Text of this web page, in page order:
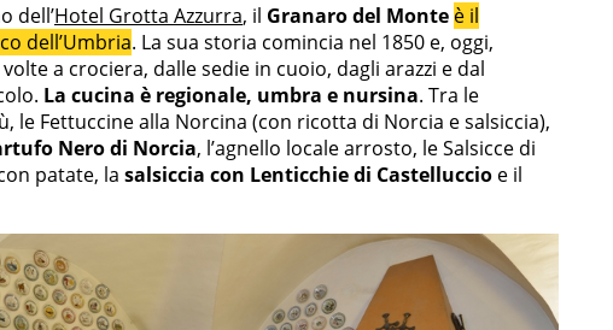
dell’Hotel Grotta Azzurra, il Granaro del Monte è il
dell’Umbria. La sua storia comincia nel 1850 e, oggi,
a crociera, dalle sedie in cuoio, dagli arazzi e dal
La cucina è regionale, umbra e nursina. Tra le
le Fettuccine alla Norcina (con ricotta di Norcia e salsiccia),
Nero di Norcia, l’agnello locale arrosto, le Salsicce di
patate, la salsiccia con Lenticchie di Castelluccio e il